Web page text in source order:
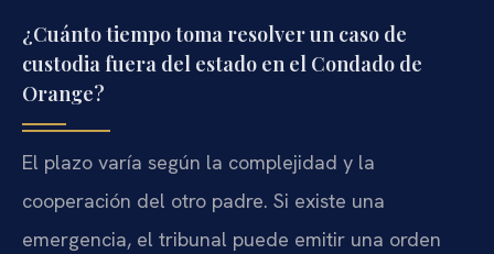
¿Cuánto tiempo toma resolver un caso de
custodia fuera del estado en el Condado de
Orange?
El plazo varía según la complejidad y la
cooperación del otro padre. Si existe una
emergencia, el tribunal puede emitir una orden